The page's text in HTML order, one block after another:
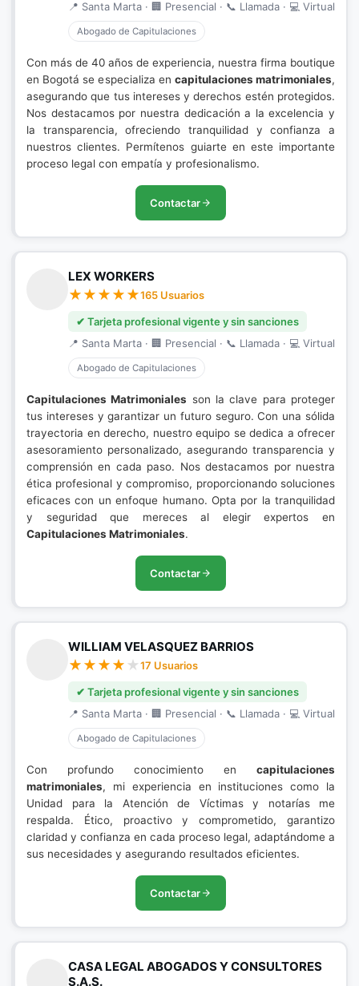
📍 Santa Marta · 🏢 Presencial · 📞 Llamada · 💻 Virtual
Abogado de Capitulaciones
Con más de 40 años de experiencia, nuestra firma boutique
en Bogotá se especializa en capitulaciones matrimoniales,
asegurando que tus intereses y derechos estén protegidos.
Nos destacamos por nuestra dedicación a la excelencia y
la transparencia, ofreciendo tranquilidad y confianza a
nuestros clientes. Permítenos guiarte en este importante
proceso legal con empatía y profesionalismo.
Contactar
LEX WORKERS
165 Usuarios
✔ Tarjeta profesional vigente y sin sanciones
📍 Santa Marta · 🏢 Presencial · 📞 Llamada · 💻 Virtual
Abogado de Capitulaciones
Capitulaciones Matrimoniales son la clave para proteger
tus intereses y garantizar un futuro seguro. Con una sólida
trayectoria en derecho, nuestro equipo se dedica a ofrecer
asesoramiento personalizado, asegurando transparencia y
comprensión en cada paso. Nos destacamos por nuestra
ética profesional y compromiso, proporcionando soluciones
eficaces con un enfoque humano. Opta por la tranquilidad
y seguridad que mereces al elegir expertos en
Capitulaciones Matrimoniales.
Contactar
WILLIAM VELASQUEZ BARRIOS
17 Usuarios
✔ Tarjeta profesional vigente y sin sanciones
📍 Santa Marta · 🏢 Presencial · 📞 Llamada · 💻 Virtual
Abogado de Capitulaciones
Con profundo conocimiento en capitulaciones
matrimoniales, mi experiencia en instituciones como la
Unidad para la Atención de Víctimas y notarías me
respalda. Ético, proactivo y comprometido, garantizo
claridad y confianza en cada proceso legal, adaptándome a
sus necesidades y asegurando resultados eficientes.
Contactar
CASA LEGAL ABOGADOS Y CONSULTORES
S.A.S.